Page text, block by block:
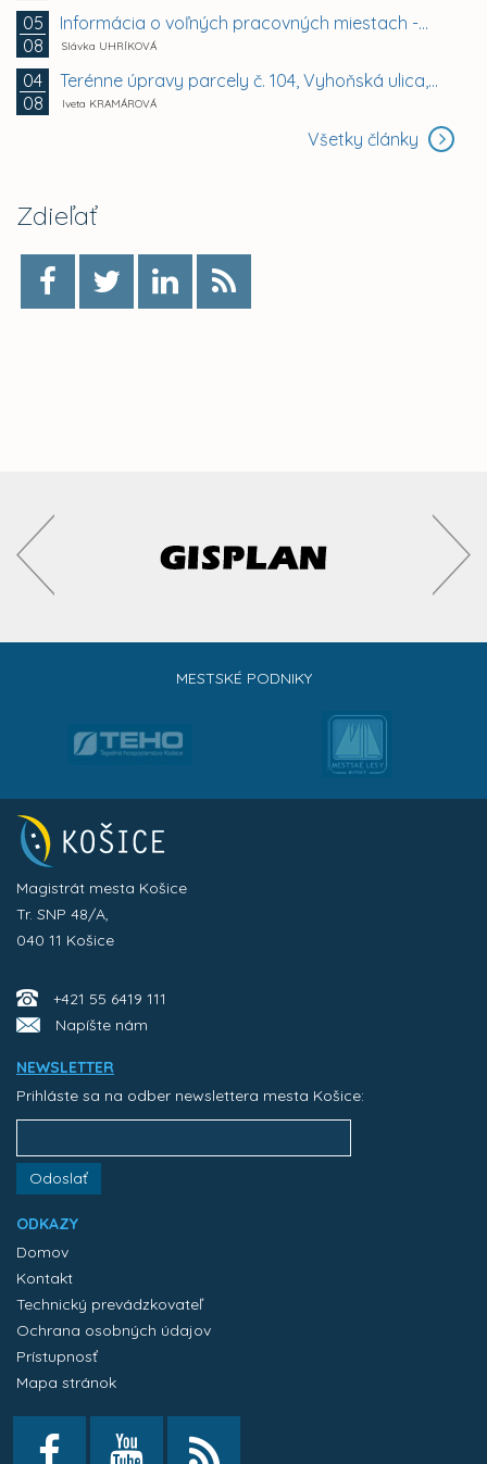
05
08
Informácia o voľných pracovných miestach -...
Slávka UHRÍKOVÁ
04
08
Terénne úpravy parcely č. 104, Vyhoňská ulica,...
Iveta KRAMÁROVÁ
Všetky články
Zdieľať
MESTSKÉ PODNIKY
Magistrát mesta Košice
Tr. SNP 48/A,
040 11 Košice
+421 55 6419 111
Napíšte nám
NEWSLETTER
Prihláste sa na odber newslettera mesta Košice:
Odoslať
ODKAZY
Domov
Kontakt
Technický prevádzkovateľ
Ochrana osobných údajov
Prístupnosť
Mapa stránok